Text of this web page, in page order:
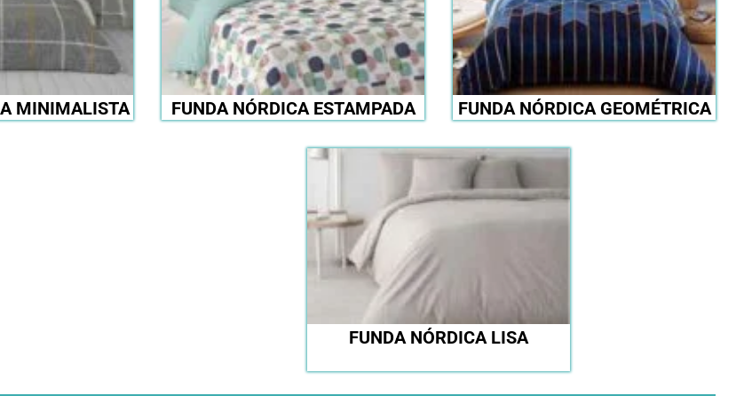
MINIMALISTA FUNDA NÓRDICA ESTAMPADA FUNDA NÓRDICA GEOMÉTRICA
FUNDA NÓRDICA LISA